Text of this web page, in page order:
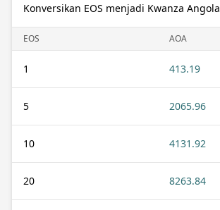
Konversikan EOS menjadi Kwanza Angola
EOS AOA
1 413.19
5 2065.96
10 4131.92
20 8263.84